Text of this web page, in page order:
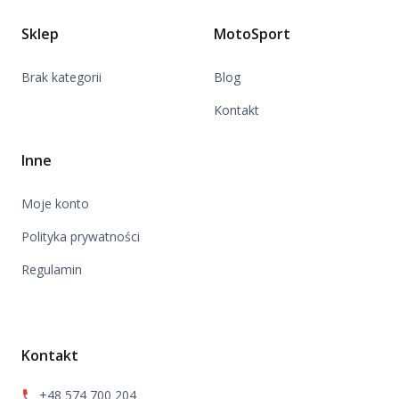
Sklep
Brak kategorii
MotoSport
Blog
Kontakt
Inne
Moje konto
Polityka prywatności
Regulamin
Kontakt
+48 574 700 204